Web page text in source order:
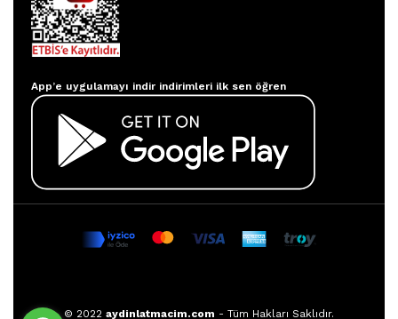
App’e uygulamayı indir indirimleri ilk sen öğren
© 2022 aydinlatmacim.com - Tüm Hakları Saklıdır.